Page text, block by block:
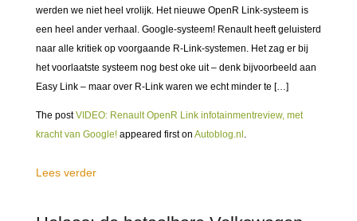
werden we niet heel vrolijk. Het nieuwe OpenR Link-systeem is
een heel ander verhaal. Google-systeem! Renault heeft geluisterd
naar alle kritiek op voorgaande R-Link-systemen. Het zag er bij
het voorlaatste systeem nog best oke uit – denk bijvoorbeeld aan
Easy Link – maar over R-Link waren we echt minder te […]
The postVIDEO: Renault OpenR Link infotainmentreview, met
kracht van Google! appeared first on Autoblog.nl .
Lees verder